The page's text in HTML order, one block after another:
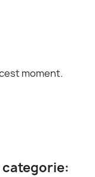
moment.
categorie: